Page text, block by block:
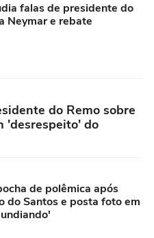
falas de presidente do
Neymar e rebate
do Remo sobre
'desrespeito' do
de polêmica após
do Santos e posta foto em